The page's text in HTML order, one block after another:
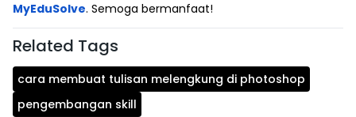
MyEduSolve. Semoga bermanfaat!
Related Tags
cara membuat tulisan melengkung di photoshop
pengembangan skill